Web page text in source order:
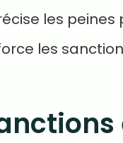
les
les